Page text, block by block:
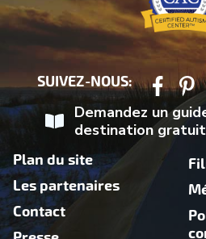
SUIVEZ-NOUS:
Demandez un
destination gratuit
Plan du site
Les partenaires
Contact